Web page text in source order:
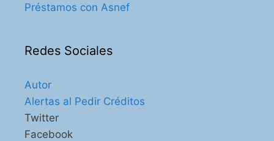
Préstamos con Asnef
Redes Sociales
Autor
Alertas al Pedir Créditos
Twitter
Facebook